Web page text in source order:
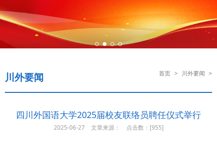
川外要闻 首页 > 川外要闻 >
四川外国语大学2025届校友联络员聘任仪式举行
2025-06-27 文章来源： 点击数：[955]